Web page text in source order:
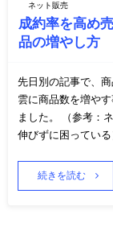
ネット販売
成約率を高め
品の増やし方
先日別の記事で、
雲に商品数を増や
ました。 （参考：
伸びずに困ってい
続きを読む